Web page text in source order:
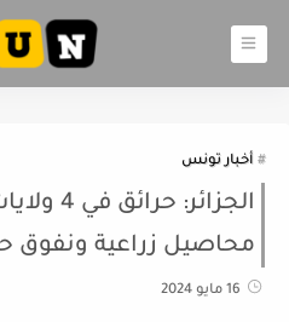
أخبار تونس
محاصيل زراعية ونفوق
16 مايو 2024